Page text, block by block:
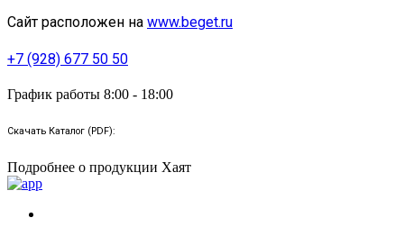
Сайт расположен на www.beget.ru
+7 (928) 677 50 50
График работы 8:00 - 18:00
Скачать Каталог (PDF):
Подробнее о продукции Хаят